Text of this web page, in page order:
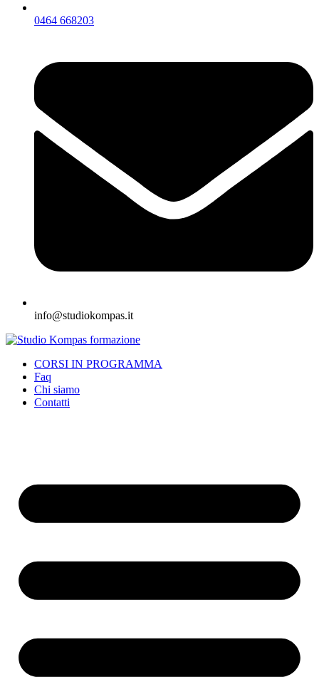
0464 668203
info@studiokompas.it
CORSI IN PROGRAMMA
Faq
Chi siamo
Contatti